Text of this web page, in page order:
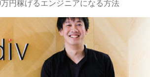
円稼げるエンジニアになる方法